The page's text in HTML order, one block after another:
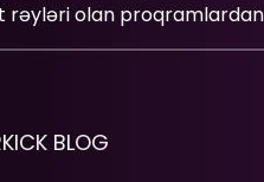
rəyləri olan
BLOG